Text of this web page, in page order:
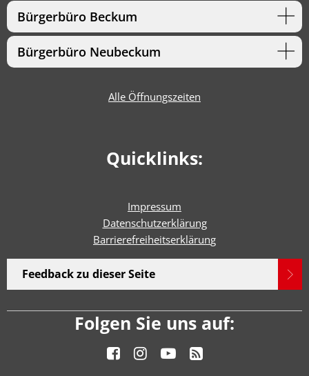
Bürgerbüro Beckum
Bürgerbüro Neubeckum
Alle Öffnungszeiten
Quicklinks:
Impressum
Datenschutzerklärung
Barrierefreiheitserklärung
Feedback zu dieser Seite
Folgen Sie uns auf: